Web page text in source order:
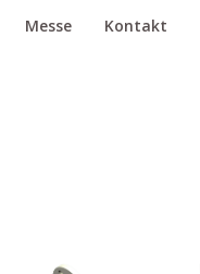
Messe Kontakt